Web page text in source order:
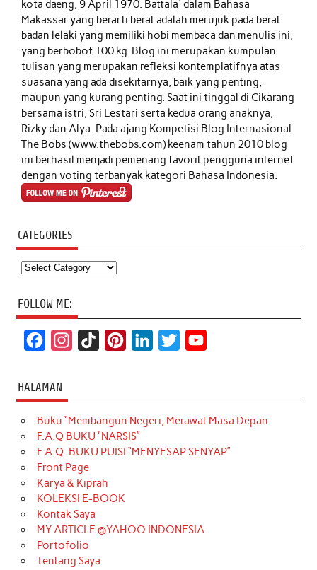
kota daeng, 9 April 1970. Battala' dalam Bahasa
Makassar yang berarti berat adalah merujuk pada berat
badan lelaki yang memiliki hobi membaca dan menulis ini,
yang berbobot 100 kg. Blog ini merupakan kumpulan
tulisan yang merupakan refleksi kontemplatifnya atas
suasana yang ada disekitarnya, baik yang penting,
maupun yang kurang penting. Saat ini tinggal di Cikarang
bersama istri, Sri Lestari serta kedua orang anaknya,
Rizky dan Alya. Pada ajang Kompetisi Blog Internasional
The Bobs (www.thebobs.com) keenam tahun 2010 blog
ini berhasil menjadi pemenang favorit pengguna internet
dengan voting terbanyak kategori Bahasa Indonesia.
CATEGORIES
Categories
FOLLOW ME:
c
e
b
o
o
k
t
a
g
r
a
m
T
o
k
t
e
r
k
e
d
t
t
e
T
u
b
HALAMAN
Buku “Membangun Negeri, Merawat Masa Depan
F.A.Q BUKU “NARSIS”
F.A.Q. BUKU PUISI “MENYESAP SENYAP”
Front Page
Karya & Kiprah
KOLEKSI E-BOOK
Kontak Saya
MY ARTICLE @YAHOO INDONESIA
Portofolio
Tentang Saya